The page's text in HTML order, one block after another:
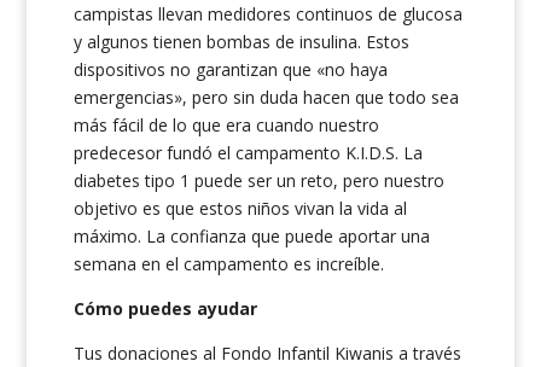
campistas llevan medidores continuos de glucosa
y algunos tienen bombas de insulina. Estos
dispositivos no garantizan que «no haya
emergencias», pero sin duda hacen que todo sea
más fácil de lo que era cuando nuestro
predecesor fundó el campamento K.I.D.S. La
diabetes tipo 1 puede ser un reto, pero nuestro
objetivo es que estos niños vivan la vida al
máximo. La confianza que puede aportar una
semana en el campamento es increíble.
Cómo puedes ayudar
Tus donaciones al Fondo Infantil Kiwanis a través